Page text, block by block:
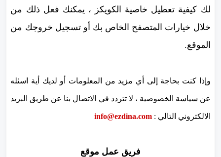
لك كيفية تعطيل خاصية الكويكز ، يمكنك فعل ذلك من
خلال خيارات المتصفح الخاص بك أو تسجيل خروجك من
الموقع.
وإذا كنت بحاجة إلى أي مزيد من المعلومات أو لديك أية اسئله
عن سياسة الخصوصية ، لا تتردد في الاتصال بنا عن طريق البريد
الالكتروني التالي : info@ezdina.com
فريق عمل موقع